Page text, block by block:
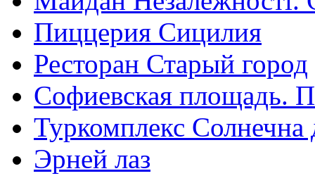
Пиццерия Сицилия
Ресторан Старый город
Софиевская площадь.
Туркомплекс Солнечна
Эрней лаз